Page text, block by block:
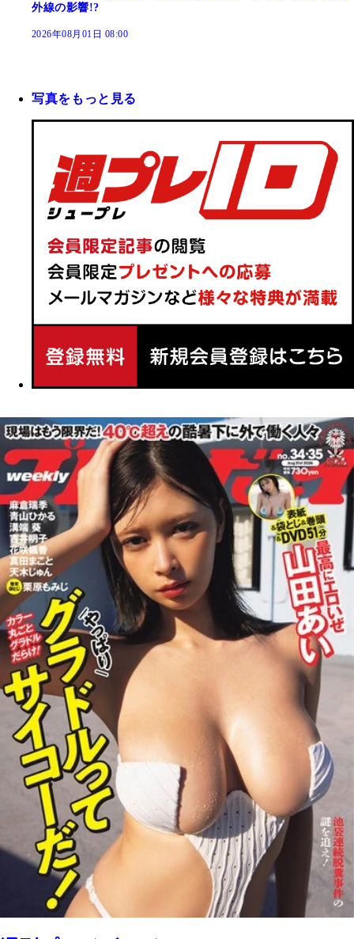
外線の影響!?
2026年08月01日 08:00
写真をもっと見る